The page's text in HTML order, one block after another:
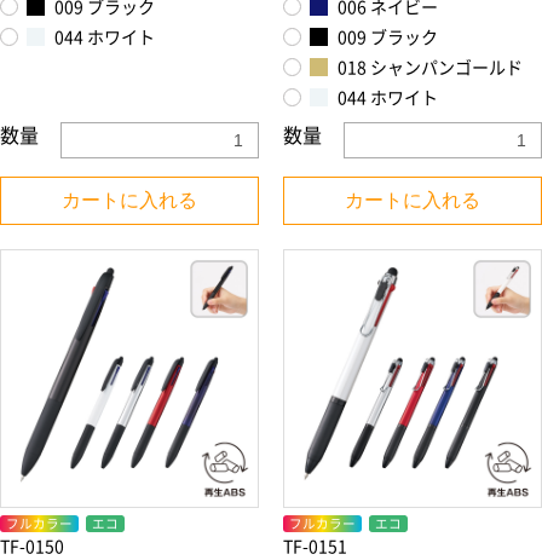
009 ブラック
044 ホワイト
数量
カートに入れる
006 ネイビー
009 ブラック
018 シャンパンゴールド
044 ホワイト
数量
カートに入れる
フルカラー エコ
TF-0150
フルカラー エコ
TF-0151
お買い物を続ける カートへ進む